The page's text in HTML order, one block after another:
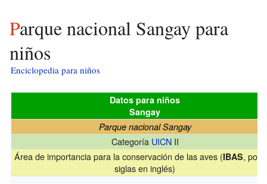
Parque nacional Sangay para
niños
Enciclopedia para niños
Datos para niños
Sangay
Parque nacional Sangay
Categoría UICNII
Área de importancia para la conservación de las aves (IBAS, por
siglas en inglés)